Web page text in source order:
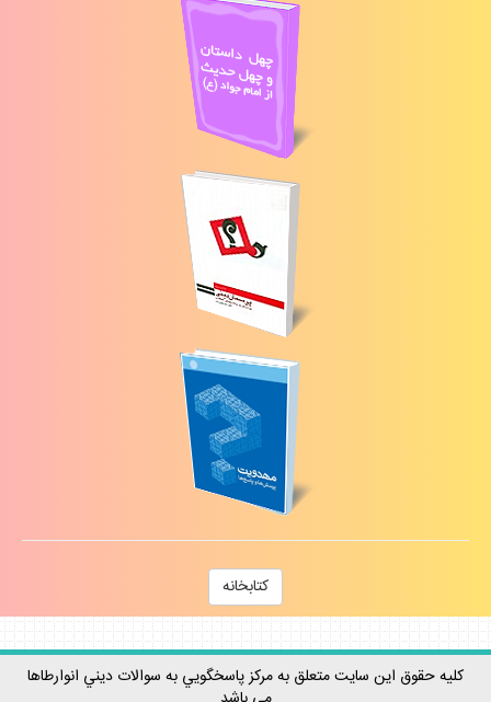
كتابخانه
كليه حقوق اين سايت متعلق به مركز پاسخگويي به سوالات ديني انوارطاها